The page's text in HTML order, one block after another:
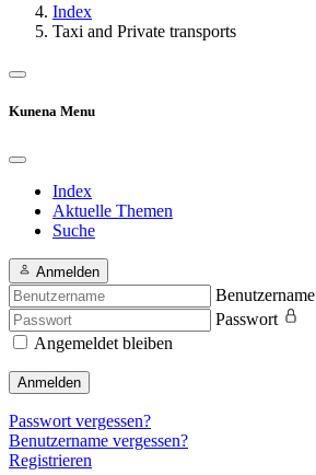
Index
Taxi and Private transports
Kunena Menu
Index
Aktuelle Themen
Suche
Anmelden
Benutzername
Passwort
Angemeldet bleiben
Anmelden
Passwort vergessen?
Benutzername vergessen?
Registrieren